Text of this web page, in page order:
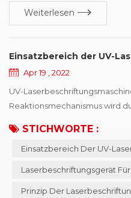
Weiterlesen
Einsatzbereich der UV-
Apr 19 , 2022
UV-
Reaktionsmechanismus wird
Bindungen zwischen Atomen
daraus kleine Moleküle zu
Verarbeitungswärme
ultraf...
STICHWORTE :
Einsatzbereich Der UV-
Laserbeschriftungsgerät
Prinzip Der